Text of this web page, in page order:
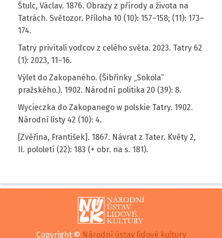
Štulc, Václav. 1876. Obrazy z přírody a života na
Tatrách. Světozor. Příloha 10 (10): 157–158; (11): 173–
174.
Tatry privítali vodcov z celého světa. 2023. Tatry 62
(1): 2023, 11–16.
Výlet do Zakopaného. (Šibřinky „Sokola“
pražského.). 1902. Národní politika 20 (39): 8.
Wycieczka do Zakopanego w polskie Tatry. 1902.
Národní listy 42 (10): 4.
[Zvěřina, František]. 1867. Návrat z Tater. Květy 2,
II. pololetí (22): 183 (+ obr. na s. 181).
Copyright © Národní ústav lidové kultury